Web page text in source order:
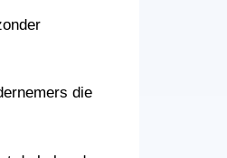
die